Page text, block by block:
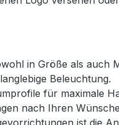
in Größe als auch
Beleuchtung.
für maximale
nach Ihren
ist die